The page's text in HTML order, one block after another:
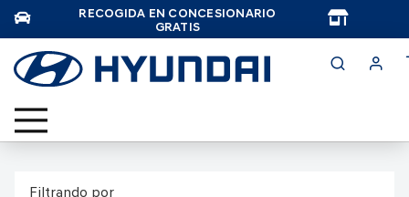
RECOGIDA EN CONCESIONARIO
GRATIS
Filtrando por